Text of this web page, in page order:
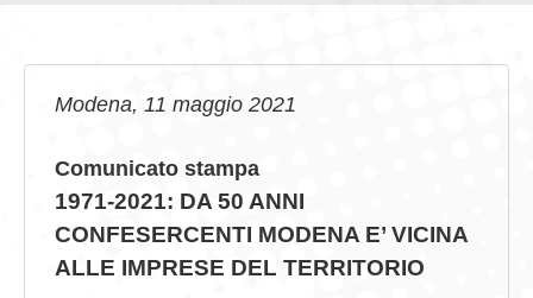
Modena, 11 maggio 2021
Comunicato stampa
1971-2021: DA 50 ANNI
CONFESERCENTI MODENA E’ VICINA
ALLE IMPRESE DEL TERRITORIO